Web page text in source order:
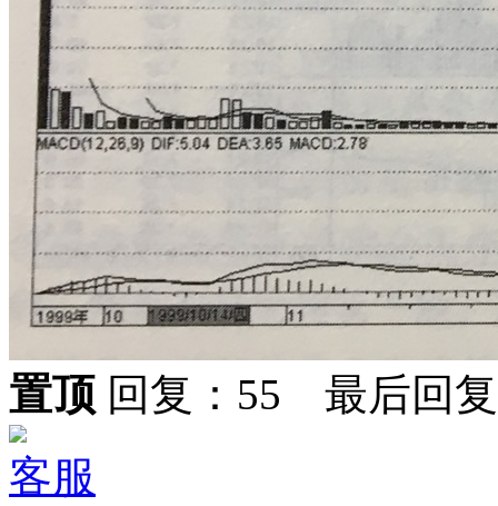
置顶 回复：55 最后回
客服